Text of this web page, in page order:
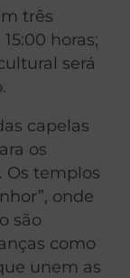
três
horas;
será
capelas
os
Os templos
onde
são
como
unem as